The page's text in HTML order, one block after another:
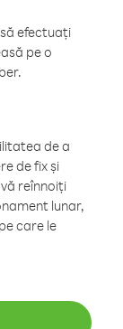
efectuați
pe o
de a
de fix și
reînnoiți
lunar,
care le